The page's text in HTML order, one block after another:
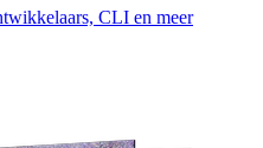
CLI en meer